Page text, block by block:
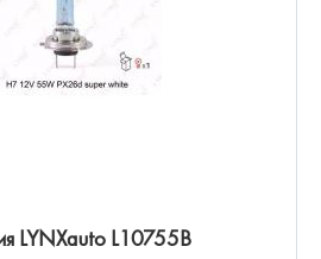
LYNXauto L10755B